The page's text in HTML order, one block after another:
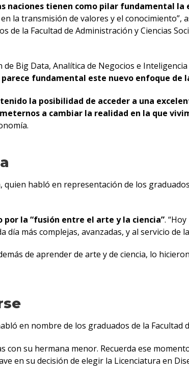
naciones tienen como pilar fundamental la
la transmisión de valores y el conocimiento”,
de la Facultad de Administración y Ciencias
Big Data, Analítica de Negocios e
fundamental este nuevo enfoque
la posibilidad de acceder a una
a cambiar la realidad en la que
quien habló en representación de los
la “fusión entre el arte y la ciencia”.
día más complejas, avanzadas, y al servicio de
de aprender de arte y de ciencia, lo
en nombre de los graduados de la Facultad
con su hermana menor. Recuerda ese
en su decisión de elegir la Licenciatura en